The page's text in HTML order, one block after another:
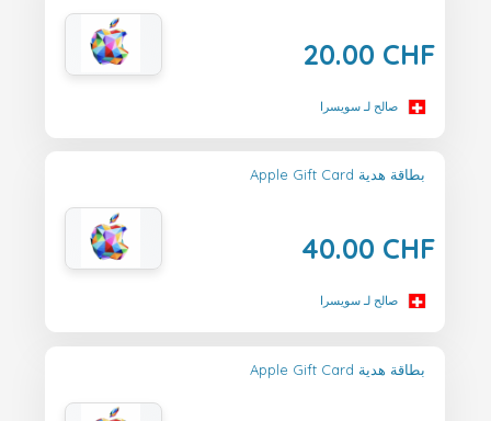
20.00 CHF
صالح لـ سويسرا
Apple Gift Card بطاقة هدية
40.00 CHF
صالح لـ سويسرا
Apple Gift Card بطاقة هدية